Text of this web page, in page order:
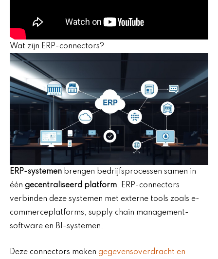
Wat zijn ERP-connectors?
ERP-systemen brengen bedrijfsprocessen samen in
één gecentraliseerd platform. ERP-connectors
verbinden deze systemen met externe tools zoals e-
commerceplatforms, supply chain management-
software en BI-systemen.
Deze connectors maken gegevensoverdracht en